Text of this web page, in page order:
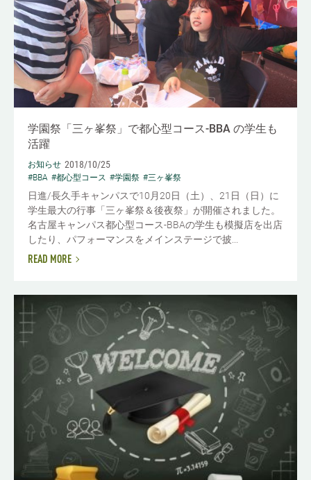
学園祭「三ヶ峯祭」で都心型コース-BBA の学生も
活躍
お知らせ 2018/10/25
#BBA #都心型コース #学園祭 #三ヶ峯祭
日進/長久手キャンパスで10月20日（土）、21日（日）に
学生最大の行事「三ヶ峯祭＆後夜祭」が開催されました。
名古屋キャンパス都心型コース-BBAの学生も模擬店を出店
したり、パフォーマンスをメインステージで披...
READ MORE